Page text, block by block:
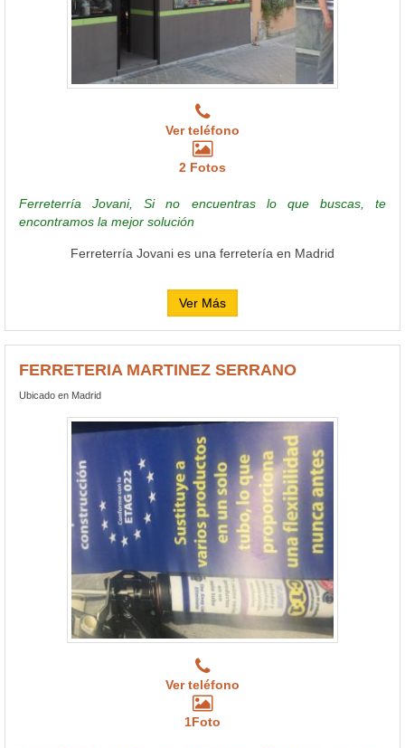
Ver teléfono
2 Fotos
Ferreterría Jovani, Si no encuentras lo que buscas, te
encontramos la mejor solución
Ferreterría Jovani es una ferretería en Madrid
Ver Más
FERRETERIA MARTINEZ SERRANO
Ubicado en Madrid
Ver teléfono
1Foto